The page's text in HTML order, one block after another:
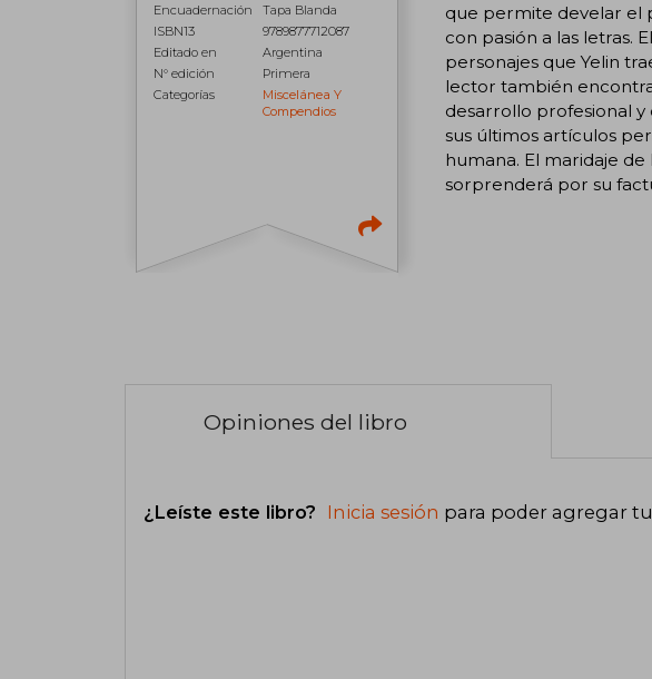
Encuadernación
Tapa Blanda
ISBN13
9789877712087
Editado en
Argentina
N° edición
Primera
Categorías
Miscelánea Y
Compendios
que permite develar el
con pasión a las letras.
personajes que Yelin
lector también
desarrollo profesional y
sus últimos artículos
humana. El maridaje
sorprenderá por su
Opiniones del libro
¿Leíste este libro? Inicia sesión para poder agregar